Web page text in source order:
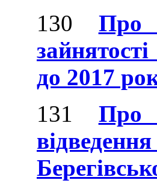
130 Про
до 2017
131 Про